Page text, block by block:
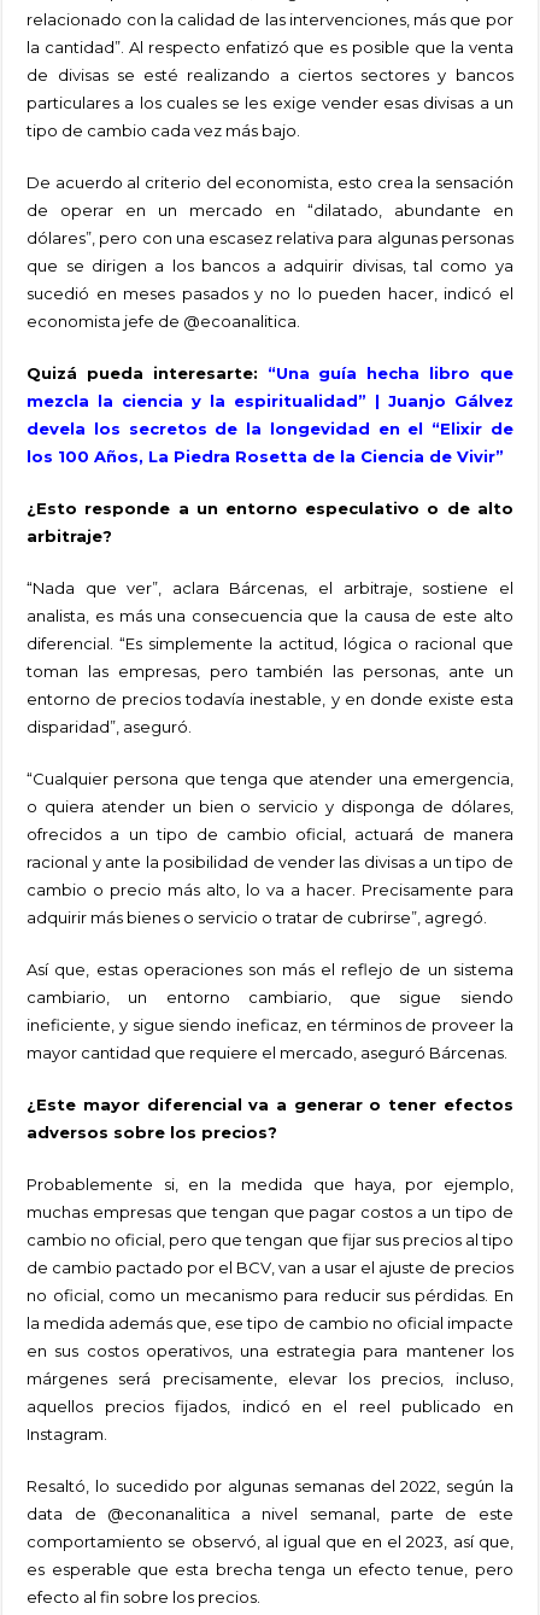
relacionado con la calidad de las intervenciones, más que por
la cantidad”. Al respecto enfatizó que es posible que la venta
de divisas se esté realizando a ciertos sectores y bancos
particulares a los cuales se les exige vender esas divisas a un
tipo de cambio cada vez más bajo.
De acuerdo al criterio del economista, esto crea la sensación
de operar en un mercado en “dilatado, abundante en
dólares”, pero con una escasez relativa para algunas personas
que se dirigen a los bancos a adquirir divisas, tal como ya
sucedió en meses pasados y no lo pueden hacer, indicó el
economista jefe de @ecoanalitica.
Quizá pueda interesarte: “Una guía hecha libro que
mezcla la ciencia y la espiritualidad” | Juanjo Gálvez
devela los secretos de la longevidad en el “Elixir de
los 100 Años, La Piedra Rosetta de la Ciencia de Vivir”
¿Esto responde a un entorno especulativo o de alto
arbitraje?
“Nada que ver”, aclara Bárcenas, el arbitraje, sostiene el
analista, es más una consecuencia que la causa de este alto
diferencial. “Es simplemente la actitud, lógica o racional que
toman las empresas, pero también las personas, ante un
entorno de precios todavía inestable, y en donde existe esta
disparidad”, aseguró.
“Cualquier persona que tenga que atender una emergencia,
o quiera atender un bien o servicio y disponga de dólares,
ofrecidos a un tipo de cambio oficial, actuará de manera
racional y ante la posibilidad de vender las divisas a un tipo de
cambio o precio más alto, lo va a hacer. Precisamente para
adquirir más bienes o servicio o tratar de cubrirse”, agregó.
Así que, estas operaciones son más el reflejo de un sistema
cambiario, un entorno cambiario, que sigue siendo
ineficiente, y sigue siendo ineficaz, en términos de proveer la
mayor cantidad que requiere el mercado, aseguró Bárcenas.
¿Este mayor diferencial va a generar o tener efectos
adversos sobre los precios?
Probablemente si, en la medida que haya, por ejemplo,
muchas empresas que tengan que pagar costos a un tipo de
cambio no oficial, pero que tengan que fijar sus precios al tipo
de cambio pactado por el BCV, van a usar el ajuste de precios
no oficial, como un mecanismo para reducir sus pérdidas. En
la medida además que, ese tipo de cambio no oficial impacte
en sus costos operativos, una estrategia para mantener los
márgenes será precisamente, elevar los precios, incluso,
aquellos precios fijados, indicó en el reel publicado en
Instagram.
Resaltó, lo sucedido por algunas semanas del 2022, según la
data de @econanalitica a nivel semanal, parte de este
comportamiento se observó, al igual que en el 2023, así que,
es esperable que esta brecha tenga un efecto tenue, pero
efecto al fin sobre los precios.